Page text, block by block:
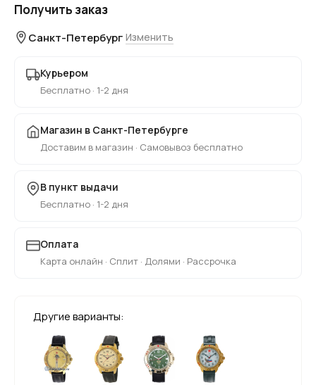
Получить заказ
Санкт-Петербург Изменить
Курьером
Бесплатно · 1-2 дня
Магазин в Санкт-Петербурге
Доставим в магазин · Самовывоз бесплатно
В пункт выдачи
Бесплатно · 1-2 дня
Оплата
Карта онлайн · Сплит · Долями · Рассрочка
Другие варианты: